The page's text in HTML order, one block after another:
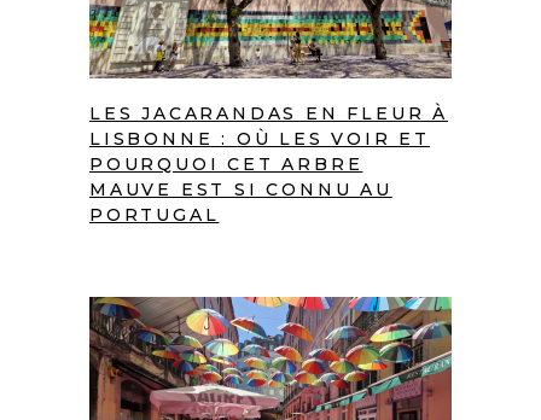
LES JACARANDAS EN FLEUR À
LISBONNE : OÙ LES VOIR ET
POURQUOI CET ARBRE
MAUVE EST SI CONNU AU
PORTUGAL